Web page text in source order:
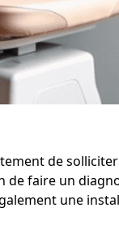
de
de faire un
une